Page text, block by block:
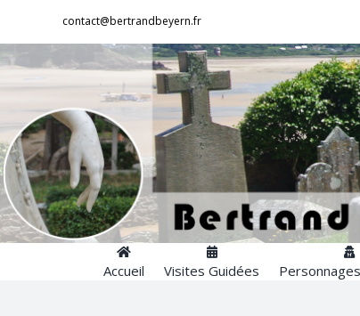
contenu
contact@bertrandbeyern.fr
Accueil Visites Guidées